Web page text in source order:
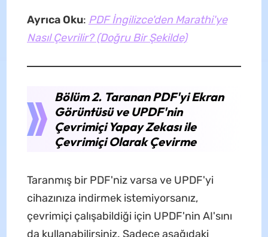
Ayrıca Oku: PDF İngilizce'den Marathi'ye
Nasıl Çevrilir? (Doğru Bir Şekilde)
Bölüm 2. Taranan PDF'yi Ekran
Görüntüsü ve UPDF'nin
Çevrimiçi Yapay Zekası ile
Çevrimiçi Olarak Çevirme
Taranmış bir PDF'niz varsa ve UPDF'yi
cihazınıza indirmek istemiyorsanız,
çevrimiçi çalışabildiği için UPDF'nin AI'sını
da kullanabilirsiniz. Sadece aşağıdaki